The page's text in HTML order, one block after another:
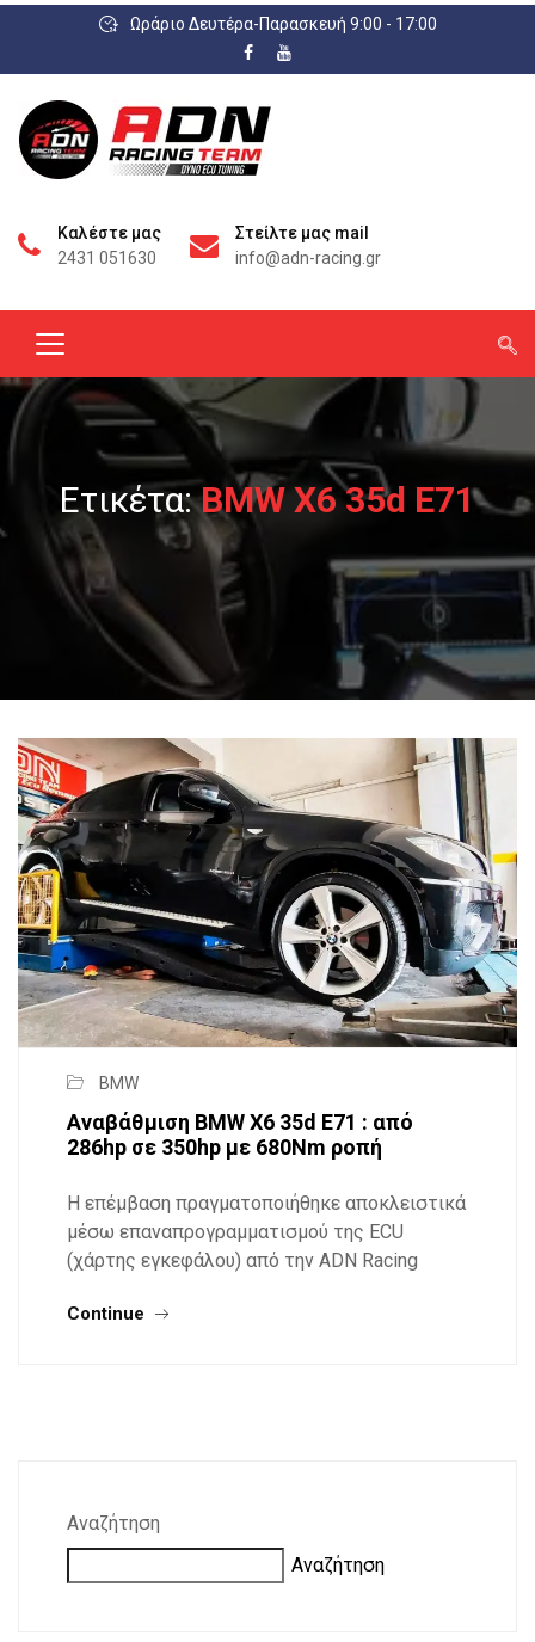
Ωράριο Δευτέρα-Παρασκευή 9:00 - 17:00
Καλέστε μας
2431 051630
Στείλτε μας mail
info@adn-racing.gr
Ετικέτα:BMW X6 35d E71
Αναζήτηση
Αναζήτηση
BMW
Αναβάθμιση BMW X6 35d E71 : από
286hp σε 350hp με 680Nm ροπή
Η επέμβαση πραγματοποιήθηκε αποκλειστικά
μέσω επαναπρογραμματισμού της ECU
(χάρτης εγκεφάλου) από την ADN Racing
Continue